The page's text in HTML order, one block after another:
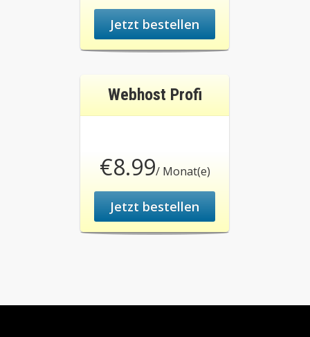
Jetzt bestellen
Webhost Profi
€8.99/ Monat(e)
Jetzt bestellen